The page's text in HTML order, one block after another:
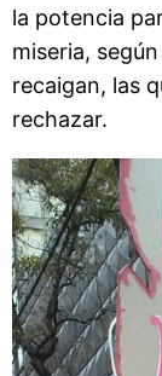
la potencia
miseria,
recaigan, las
rechazar.